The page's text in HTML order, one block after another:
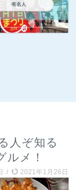
有名人
人ぞ知る
ルメ！
/ 2021年1月26日